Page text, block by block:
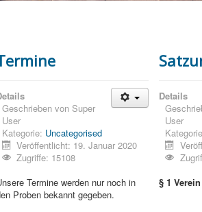
Geschrieben von Super
User
Kategorie: Uncategorised
Veröffentlicht: 19. Januar 2020
Zugriffe: 15108
Termine werden nur noch in
Proben bekannt gegeben.
Details
User
§ 1